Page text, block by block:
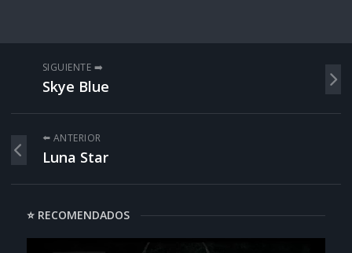
SIGUIENTE ➡️
Skye Blue
⬅️ ANTERIOR
Luna Star
⭐ RECOMENDADOS